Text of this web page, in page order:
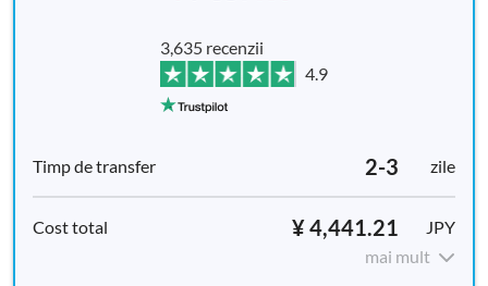
3,635 recenzii
4.9
2-3 zile
¥ 4,441.21
JPY
mai mult